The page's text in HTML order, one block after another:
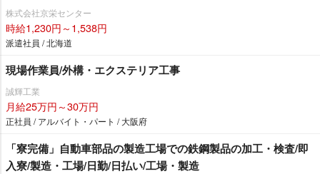
株式会社京栄センター
時給1,230円～1,538円
派遣社員 / 北海道
現場作業員/外構・エクステリア工事
誠輝工業
月給25万円～30万円
正社員 / アルバイト・パート / 大阪府
「寮完備」自動車部品の製造工場での鉄鋼製品の加工・検査/即
入寮/製造・工場/日勤/日払い/工場・製造